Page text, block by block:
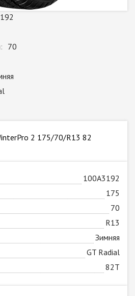
70
2 175/70/R13 82
100A3192
175
70
R13
Зимняя
GT Radial
82T